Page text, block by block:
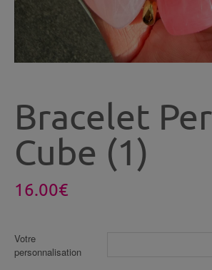
Bracelet
Cube (1)
16.00€
Votre
personnalisation